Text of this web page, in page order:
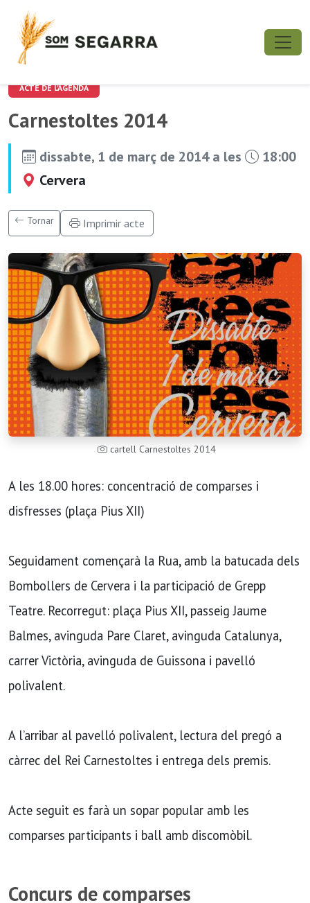
ACTE DE L'AGENDA
Carnestoltes 2014
dissabte, 1 de març de 2014 a les
18:00
Cervera
Tornar Imprimir acte
cartell Carnestoltes 2014
A les 18.00 hores: concentració de comparses i
disfresses (plaça Pius XII)
Seguidament començarà la Rua, amb la batucada dels
Bombollers de Cervera i la participació de Grepp
Teatre. Recorregut: plaça Pius XII, passeig Jaume
Balmes, avinguda Pare Claret, avinguda Catalunya,
carrer Victòria, avinguda de Guissona i pavelló
polivalent.
A l’arribar al pavelló polivalent, lectura del pregó a
càrrec del Rei Carnestoltes i entrega dels premis.
Acte seguit es farà un sopar popular amb les
comparses participants i ball amb discomòbil.
Concurs de comparses